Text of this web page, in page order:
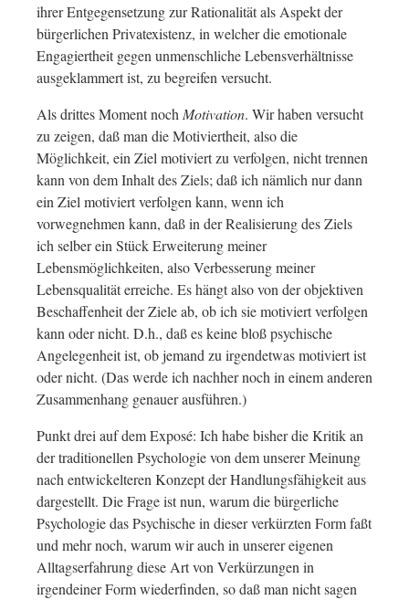
ihrer Entgegensetzung zur Rationalität als Aspekt der
bürgerlichen Privatexistenz, in welcher die emotionale
Engagiertheit gegen unmenschliche Lebensverhältnisse
ausgeklammert ist, zu begreifen versucht.
Als drittes Moment noch Motivation. Wir haben versucht
zu zeigen, daß man die Motiviertheit, also die
Möglichkeit, ein Ziel motiviert zu verfolgen, nicht trennen
kann von dem Inhalt des Ziels; daß ich nämlich nur dann
ein Ziel motiviert verfolgen kann, wenn ich
vorwegnehmen kann, daß in der Realisierung des Ziels
ich selber ein Stück Erweiterung meiner
Lebensmöglichkeiten, also Verbesserung meiner
Lebensqualität erreiche. Es hängt also von der objektiven
Beschaffenheit der Ziele ab, ob ich sie motiviert verfolgen
kann oder nicht. D.h., daß es keine bloß psychische
Angelegenheit ist, ob jemand zu irgendetwas motiviert ist
oder nicht. (Das werde ich nachher noch in einem anderen
Zusammenhang genauer ausführen.)
Punkt drei auf dem Exposé: Ich habe bisher die Kritik an
der traditionellen Psychologie von dem unserer Meinung
nach entwickelteren Konzept der Handlungsfähigkeit aus
dargestellt. Die Frage ist nun, warum die bürgerliche
Psychologie das Psychische in dieser verkürzten Form faßt
und mehr noch, warum wir auch in unserer eigenen
Alltagserfahrung diese Art von Verkürzungen in
irgendeiner Form wiederfinden, so daß man nicht sagen